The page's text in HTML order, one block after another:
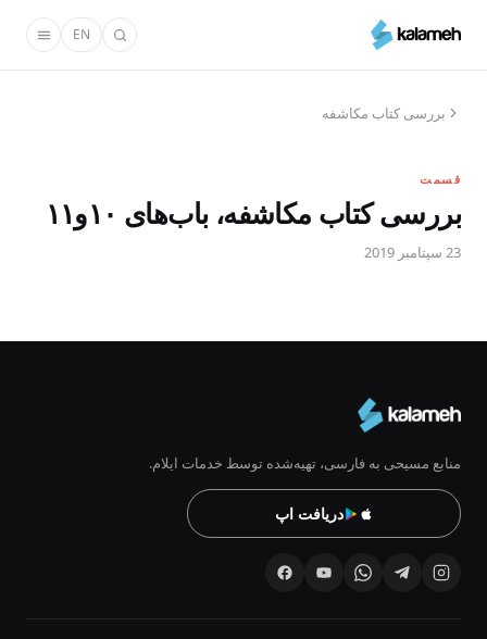
محتوای
EN
بررسی کتاب مکاشفه
قسمت
بررسی کتاب مکاشفه، باب‌های ۱۰و۱۱
23 سپتامبر 2019
منابع مسیحی به فارسی، تهیه‌شده توسط خدمات ایلام.
دریافت اپ